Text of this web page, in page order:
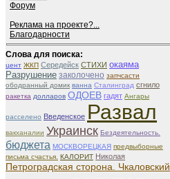
Форум
Реклама на проекте?...
Благодарности
Слова для поиска:
цент ЖКП Середейск СТИХИ окаяма
Разрушение заколочено запчсасти
ободранный домик ванна Сталинград сгнило
ракетка долларов ОДОЕВ гадят Ангары
расселено Введенское Развал
вакханалии Украинск Бездеятельность.
бюджета МОСКВОРЕЦКАЯ предвыборные
письма счастья. КАЛОРИТ Николая
Петроградская сторона. Чкаловский